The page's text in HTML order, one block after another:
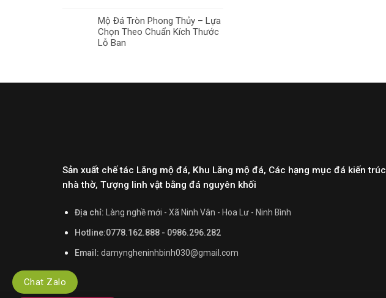
Mộ Đá Tròn Phong Thủy – Lựa
Chọn Theo Chuẩn Kích Thước
Lỗ Ban
Sản xuất chế tác Lăng mộ đá, Khu Lăng mộ đá, Các hạng mục đá kiến trúc
nhà thờ, Tượng linh vật bằng đá nguyên khối
Địa chỉ: Làng nghề mới - Xã Ninh Vân - Hoa Lư - Ninh Bình
Hotline:0778.162.888 - 0986.296.282
Email: damyngheninhbinh030@gmail.com
Chat Zalo